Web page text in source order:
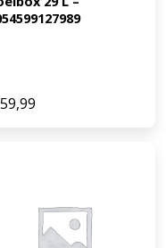
59,99